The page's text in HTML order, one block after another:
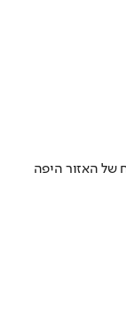
של האזור היפה